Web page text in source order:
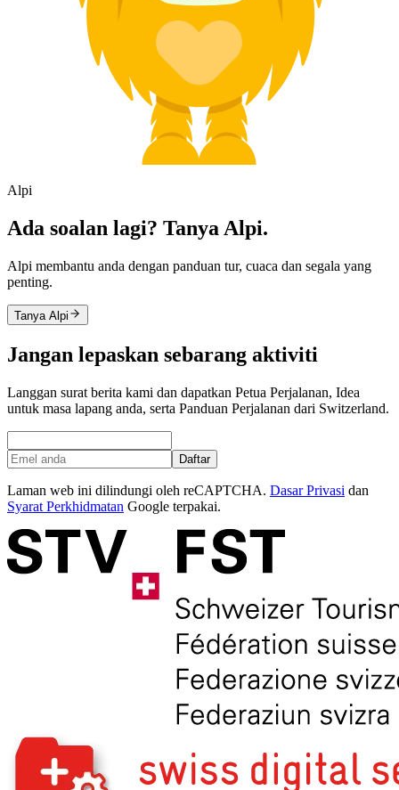
Alpi
Ada soalan lagi? Tanya Alpi.
Alpi membantu anda dengan panduan tur, cuaca dan segala yang
penting.
Tanya Alpi
Jangan lepaskan sebarang aktiviti
Langgan surat berita kami dan dapatkan Petua Perjalanan, Idea
untuk masa lapang anda, serta Panduan Perjalanan dari Switzerland.
Daftar
Laman web ini dilindungi oleh reCAPTCHA. Dasar Privasi dan
Syarat Perkhidmatan Google terpakai.